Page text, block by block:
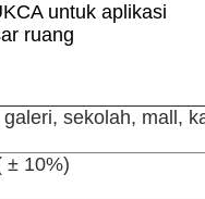
untuk aplikasi
ruang
sekolah, mall,
± 10%)